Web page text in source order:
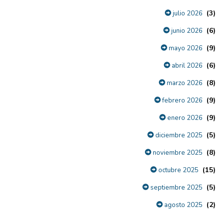
julio 2026 (3)
junio 2026 (6)
mayo 2026 (9)
abril 2026 (6)
marzo 2026 (8)
febrero 2026 (9)
enero 2026 (9)
diciembre 2025 (5)
noviembre 2025 (8)
octubre 2025 (15)
septiembre 2025 (5)
agosto 2025 (2)